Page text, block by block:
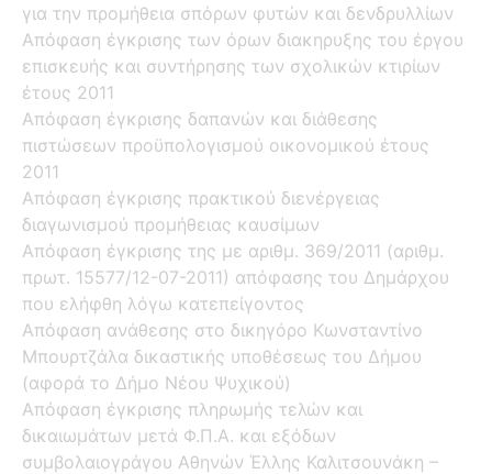
για την προμήθεια σπόρων φυτών και δενδρυλλίων
Απόφαση έγκρισης των όρων διακηρυξης του έργου
επισκευής και συντήρησης των σχολικών κτιρίων
έτους 2011
Απόφαση έγκρισης δαπανών και διάθεσης
πιστώσεων προϋπολογισμού οικονομικού έτους
2011
Απόφαση έγκρισης πρακτικού διενέργειας
διαγωνισμού προμήθειας καυσίμων
Απόφαση έγκρισης της με αριθμ. 369/2011 (αριθμ.
πρωτ. 15577/12-07-2011) απόφασης του Δημάρχου
που ελήφθη λόγω κατεπείγοντος
Απόφαση ανάθεσης στο δικηγόρο Κωνσταντίνο
Μπουρτζάλα δικαστικής υποθέσεως του Δήμου
(αφορά το Δήμο Νέου Ψυχικού)
Απόφαση έγκρισης πληρωμής τελών και
δικαιωμάτων μετά Φ.Π.Α. και εξόδων
συμβολαιογράγου Αθηνών Έλλης Καλιτσουνάκη –